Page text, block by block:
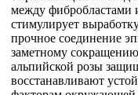
между фибробластами
стимулирует
прочное соединение
заметному
альпийской розы
восстанавливают